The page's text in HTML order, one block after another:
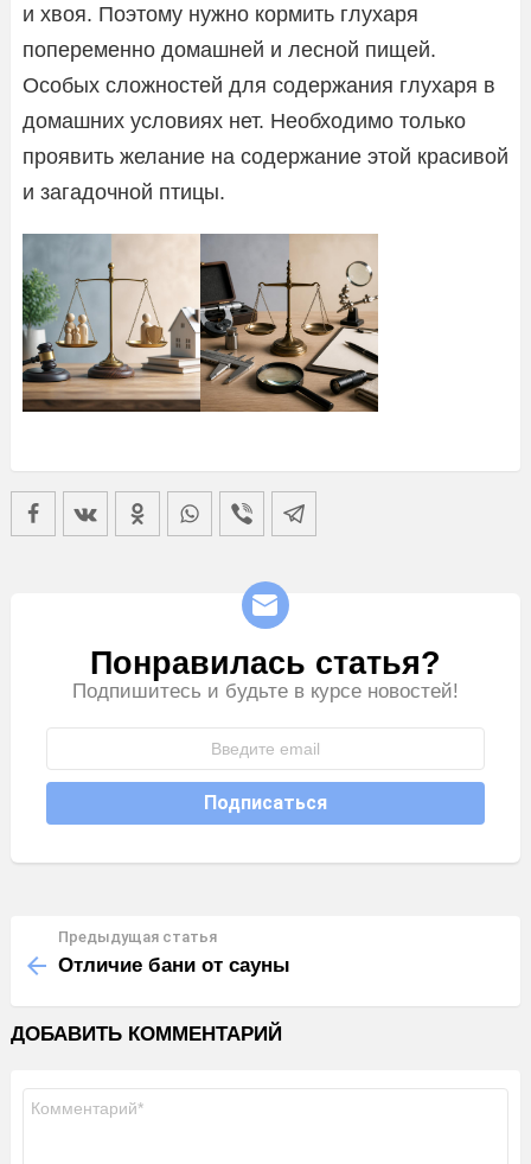
и хвоя. Поэтому нужно кормить глухаря
попеременно домашней и лесной пищей.
Особых сложностей для содержания глухаря в
домашних условиях нет. Необходимо только
проявить желание на содержание этой красивой
и загадочной птицы.
РАССЫЛКА
Понравилась статья?
Подпишитесь и будьте в курсе новостей!
Узнать
больше
Предыдущая статья
Отличие бани от сауны
ДОБАВИТЬ КОММЕНТАРИЙ